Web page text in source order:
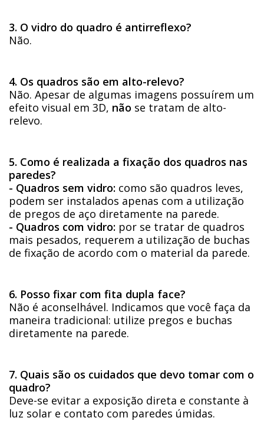
3. O vidro do quadro é antirreflexo?
Não.
4. Os quadros são em alto-relevo?
Não. Apesar de algumas imagens possuírem um
efeito visual em 3D, não se tratam de alto-
relevo.
5. Como é realizada a fixação dos quadros nas
paredes?
- Quadros sem vidro: como são quadros leves,
podem ser instalados apenas com a utilização
de pregos de aço diretamente na parede.
- Quadros com vidro: por se tratar de quadros
mais pesados, requerem a utilização de buchas
de fixação de acordo com o material da parede.
6. Posso fixar com fita dupla face?
Não é aconselhável. Indicamos que você faça da
maneira tradicional: utilize pregos e buchas
diretamente na parede.
7. Quais são os cuidados que devo tomar com o
quadro?
Deve-se evitar a exposição direta e constante à
luz solar e contato com paredes úmidas.